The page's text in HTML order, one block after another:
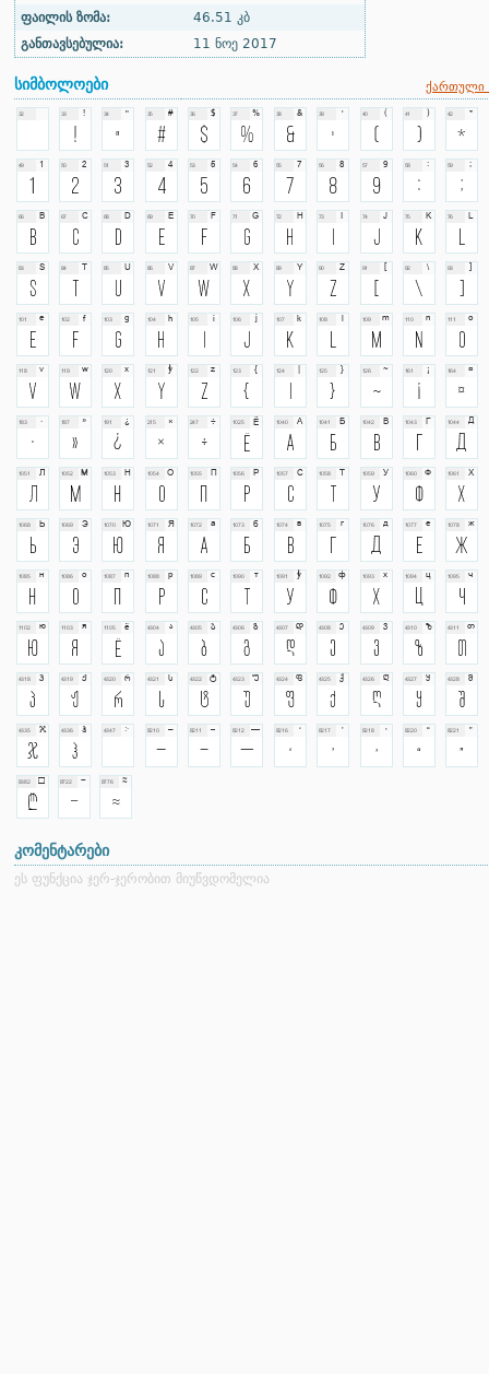
ფაილის ზომა:
46.51 კბ
განთავსებულია:
11 ნოე 2017
სიმბოლოები ქართული
კომენტარები
ეს ფუნქცია ჯერ-ჯერობით მიუწვდომელია